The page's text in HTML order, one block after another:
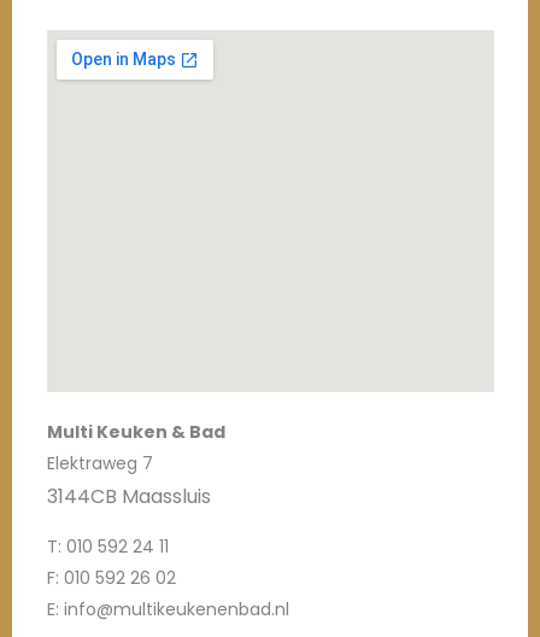
Multi Keuken & Bad
Elektraweg 7
3144CB Maassluis
T: 010 592 24 11
F: 010 592 26 02
E: info@multikeukenenbad.nl